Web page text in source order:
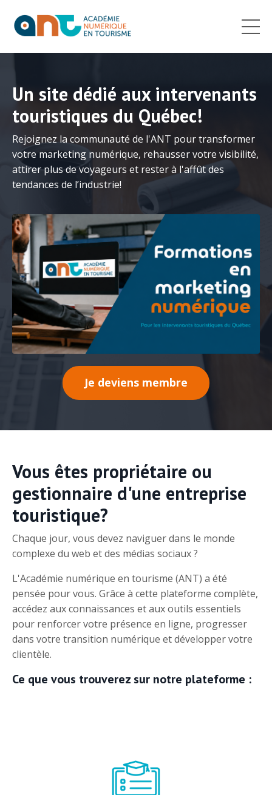
Un site dédié aux intervenants
touristiques du Québec!
Rejoignez la communauté de l'ANT pour transformer
votre marketing numérique, rehausser votre visibilité,
attirer plus de voyageurs et rester à l'affût des
tendances de l’industrie!
Je deviens membre
Vous êtes propriétaire ou
gestionnaire d'une entreprise
touristique?
Chaque jour, vous devez naviguer dans le monde
complexe du web et des médias sociaux ?
L'Académie numérique en tourisme (ANT) a été
pensée pour vous. Grâce à cette plateforme complète,
accédez aux connaissances et aux outils essentiels
pour renforcer votre présence en ligne, progresser
dans votre transition numérique et développer votre
clientèle.
Ce que vous trouverez sur notre plateforme :